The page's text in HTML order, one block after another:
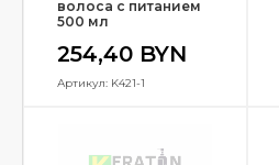
волоса с питанием
500 мл
254,40 BYN
Артикул: K421-1